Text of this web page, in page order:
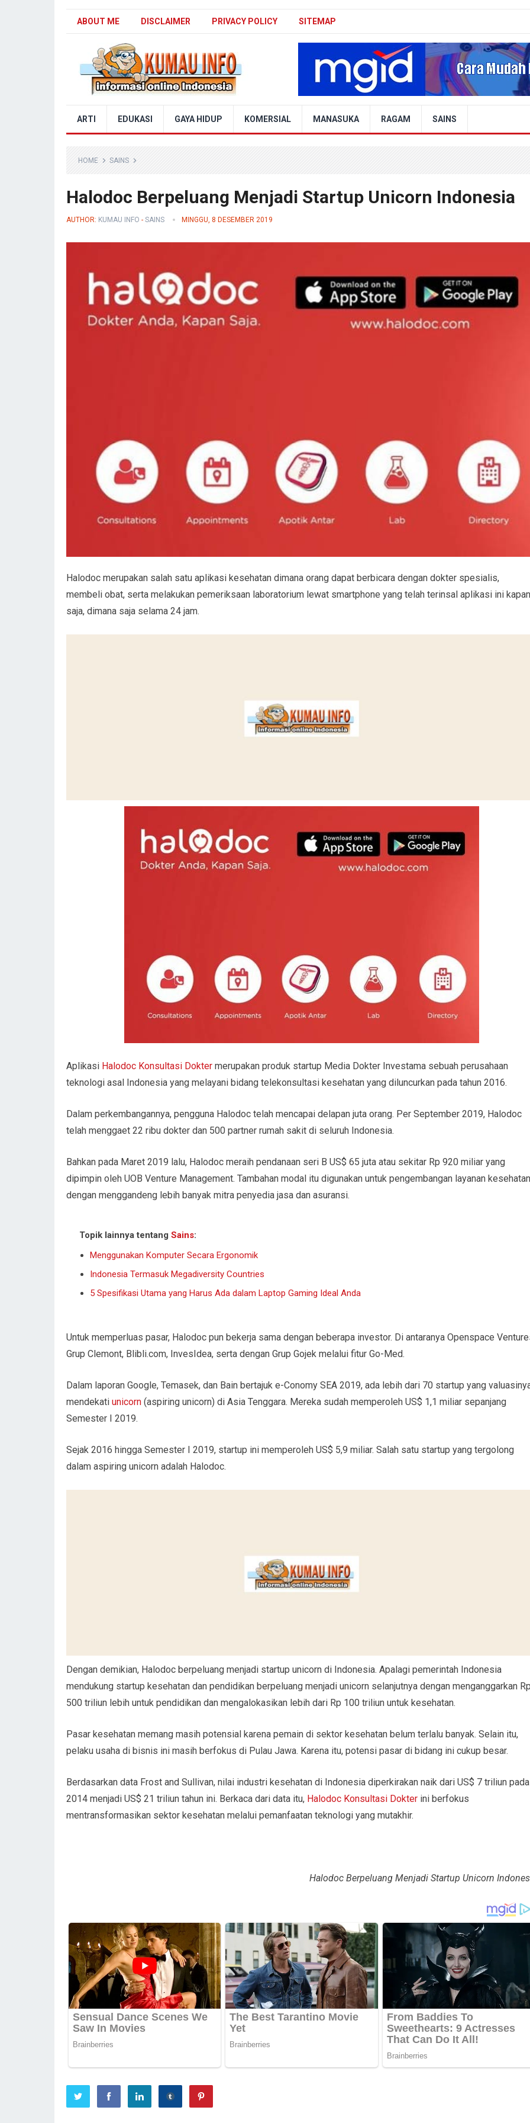
ABOUT ME DISCLAIMER PRIVACY POLICY SITEMAP
ARTI EDUKASI GAYA HIDUP KOMERSIAL MANASUKA RAGAM SAINS
HOME SAINS
Halodoc Berpeluang Menjadi Startup Unicorn Indonesia
AUTHOR: KUMAU INFO - SAINS MINGGU, 8 DESEMBER 2019
Halodoc merupakan salah satu aplikasi kesehatan dimana orang dapat berbicara dengan dokter spesialis,
membeli obat, serta melakukan pemeriksaan laboratorium lewat smartphone yang telah terinsal aplikasi ini kapan
saja, dimana saja selama 24 jam.
Aplikasi Halodoc Konsultasi Dokter merupakan produk startup Media Dokter Investama sebuah perusahaan
teknologi asal Indonesia yang melayani bidang telekonsultasi kesehatan yang diluncurkan pada tahun 2016.
Dalam perkembangannya, pengguna Halodoc telah mencapai delapan juta orang. Per September 2019, Halodoc
telah menggaet 22 ribu dokter dan 500 partner rumah sakit di seluruh Indonesia.
Bahkan pada Maret 2019 lalu, Halodoc meraih pendanaan seri B US$ 65 juta atau sekitar Rp 920 miliar yang
dipimpin oleh UOB Venture Management. Tambahan modal itu digunakan untuk pengembangan layanan kesehatan
dengan menggandeng lebih banyak mitra penyedia jasa dan asuransi.
Topik lainnya tentang Sains:
Menggunakan Komputer Secara Ergonomik
Indonesia Termasuk Megadiversity Countries
5 Spesifikasi Utama yang Harus Ada dalam Laptop Gaming Ideal Anda
Untuk memperluas pasar, Halodoc pun bekerja sama dengan beberapa investor. Di antaranya Openspace
Grup Clemont, Blibli.com, InvesIdea, serta dengan Grup Gojek melalui fitur Go-Med.
Dalam laporan Google, Temasek, dan Bain bertajuk e-Conomy SEA 2019, ada lebih dari 70 startup yang
mendekati unicorn (aspiring unicorn) di Asia Tenggara. Mereka sudah memperoleh US$ 1,1 miliar sepanjang
Semester I 2019.
Sejak 2016 hingga Semester I 2019, startup ini memperoleh US$ 5,9 miliar. Salah satu startup yang tergolong
dalam aspiring unicorn adalah Halodoc.
Dengan demikian, Halodoc berpeluang menjadi startup unicorn di Indonesia. Apalagi pemerintah Indonesia
mendukung startup kesehatan dan pendidikan berpeluang menjadi unicorn selanjutnya dengan menganggarkan
500 triliun lebih untuk pendidikan dan mengalokasikan lebih dari Rp 100 triliun untuk kesehatan.
Pasar kesehatan memang masih potensial karena pemain di sektor kesehatan belum terlalu banyak. Selain itu,
pelaku usaha di bisnis ini masih berfokus di Pulau Jawa. Karena itu, potensi pasar di bidang ini cukup besar.
Berdasarkan data Frost and Sullivan, nilai industri kesehatan di Indonesia diperkirakan naik dari US$ 7 triliun pada
2014 menjadi US$ 21 triliun tahun ini. Berkaca dari data itu, Halodoc Konsultasi Dokter ini berfokus
mentransformasikan sektor kesehatan melalui pemanfaatan teknologi yang mutakhir.
Halodoc Berpeluang Menjadi Startup Unicorn